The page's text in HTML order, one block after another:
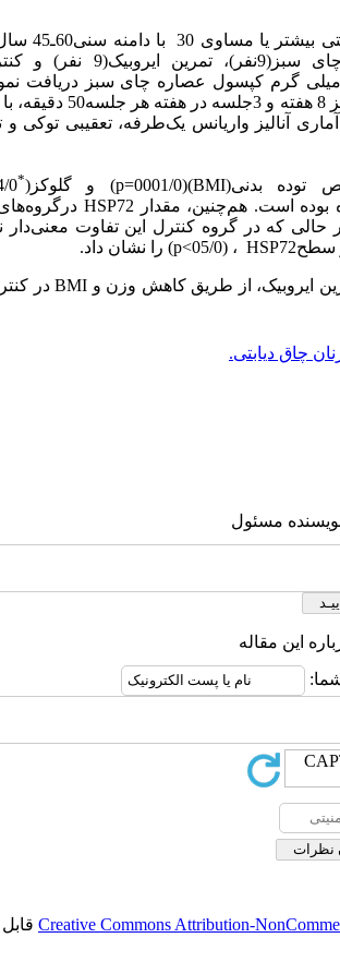
در این مطالعه نیمه
شدند.آزمودنی‌های گروه‌های مکمل به مدت 8 هفته روزانه 1500 میلی گرم کپسول عصاره
آنالیز واریانس یک‌طرفه، تعقیبی توکی و
توده بدنی(BMI
)(0001/0=
p) و گلوکز(*
است. هم‌چنین، مقدار HSP72
حالی که در گروه کنترل این تفاوت معنی‌دار
سطحHSP72 ، (05/0> p) را نشان داد.
ایروبیک، از طریق کاهش وزن و BMIدر
چاق دیابتی.
نویسنده مسئول
این مقاله
Creative Commons Attribution-